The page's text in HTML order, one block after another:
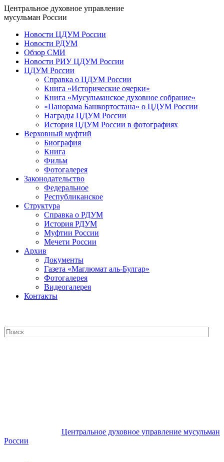
Центральное духовное управление
мусульман России
Новости ЦДУМ России
Новости РДУМ
Обзор СМИ
Новости РИУ ЦДУМ России
ЦДУМ России
Справка о ЦДУМ России
Книга «Исторические очерки»
Книга «Мусульманское духовное собрание»
«Панорама Башкортостана» о ЦДУМ России
Награды ЦДУМ России
История ЦДУМ России в фотографиях
Верховный муфтий
Биография
Книга
Фильм
Фотогалерея
Законодательство
Федеральное
Республиканское
Структура
Справка о РДУМ
История РДУМ
Муфтии России
Мечети России
Архив
Документы
Газета «Маглюмат аль-Булгар»
Фотогалерея
Видеогалерея
Контакты
Центральное духовное управление мусульман
России